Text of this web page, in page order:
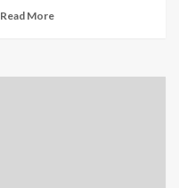
Read More